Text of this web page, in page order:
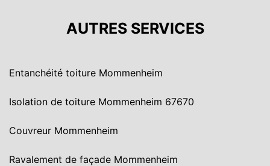
AUTRES SERVICES
Entanchéité toiture Mommenheim
Isolation de toiture Mommenheim 67670
Couvreur Mommenheim
Ravalement de façade Mommenheim